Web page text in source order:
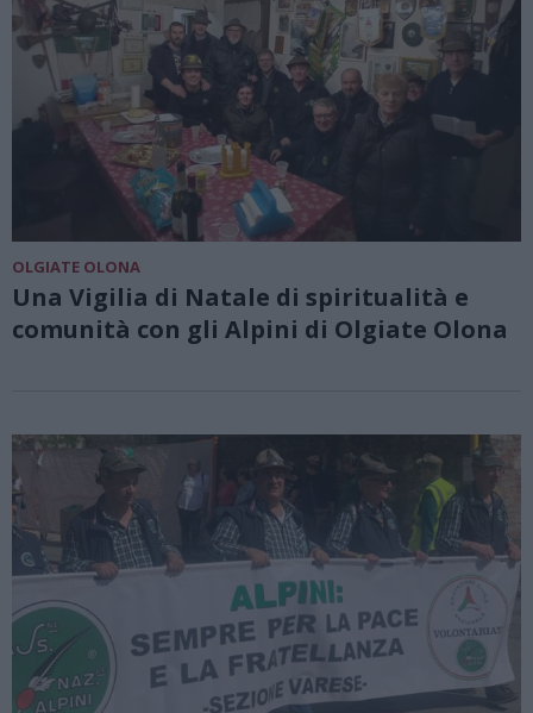
OLGIATE OLONA
Una Vigilia di Natale di spiritualità e
comunità con gli Alpini di Olgiate Olona